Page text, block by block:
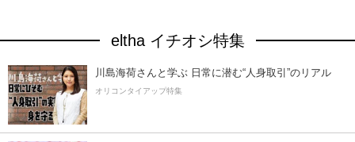
eltha イチオシ特集
川島海荷さんと学ぶ 日常に潜む“人身取引”のリアル
オリコンタイアップ特集